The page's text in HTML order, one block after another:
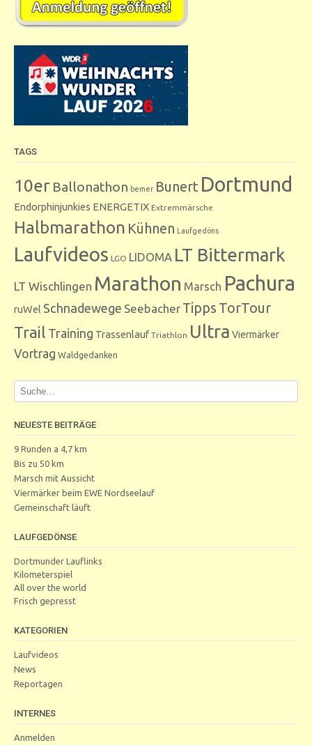
TAGS
10er Ballonathon bemer Bunert Dortmund
Endorphinjunkies ENERGETIX Extremmärsche
Halbmarathon Kühnen Laufgedöns
Laufvideos LGO LIDOMA LT Bittermark
LT Wischlingen Marathon Marsch Pachura
ruWel Schnadewege Seebacher Tipps TorTour
Trail Training Trassenlauf Triathlon Ultra Viermärker
Vortrag Waldgedanken
NEUESTE BEITRÄGE
9 Runden a 4,7 km
Bis zu 50 km
Marsch mit Aussicht
Viermärker beim EWE Nordseelauf
Gemeinschaft läuft
LAUFGEDÖNSE
Dortmunder Lauflinks
Kilometerspiel
All over the world
Frisch gepresst
KATEGORIEN
Laufvideos
News
Reportagen
INTERNES
Anmelden